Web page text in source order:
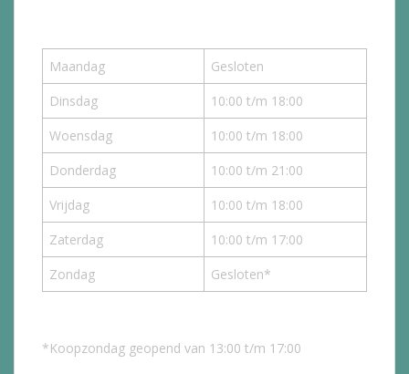
Maandag
Gesloten
Dinsdag
10:00 t/m 18:00
Woensdag
10:00 t/m 18:00
Donderdag
10:00 t/m 21:00
Vrijdag
10:00 t/m 18:00
Zaterdag
10:00 t/m 17:00
Zondag
Gesloten*
*Koopzondag geopend van 13:00 t/m 17:00